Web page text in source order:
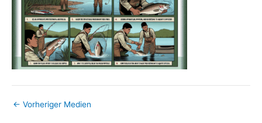
← Vorheriger Medien